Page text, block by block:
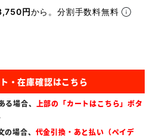
円から。分割手数料無料
場合、 上部の「カートはこちら」ボタ
場合、 代金引換・あと払い（ペイデ